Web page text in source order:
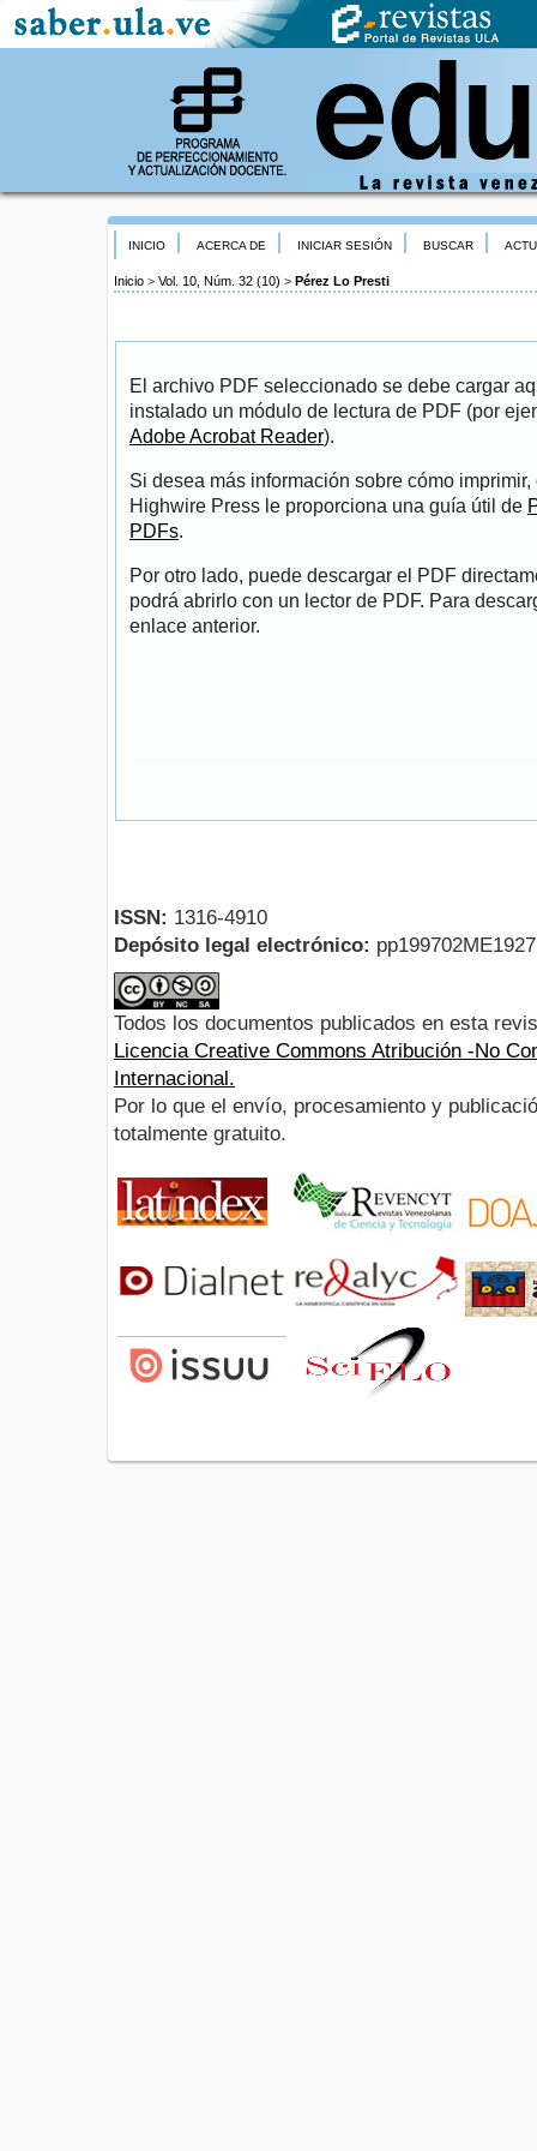
INICIO ACERCA DE INICIAR SESIÓN BUSCAR
Inicio > Vol. 10, Núm. 32 (10) > Pérez Lo Presti
El archivo PDF seleccionado se debe cargar
instalado un módulo de lectura de PDF (por
Adobe Acrobat Reader).
Si desea más información sobre cómo
Highwire Press le proporciona una guía útil de
PDFs.
Por otro lado, puede descargar el PDF
podrá abrirlo con un lector de PDF. Para
enlace anterior.
ISSN: 1316-4910
Depósito legal electrónico:
Todos los documentos publicados en esta
Licencia Creative Commons Atribución -No
Internacional.
Por lo que el envío, procesamiento y
totalmente gratuito.